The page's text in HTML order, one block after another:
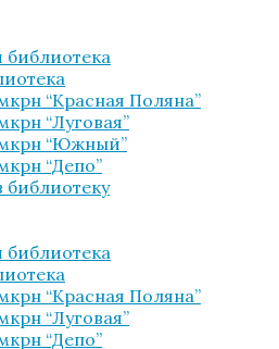
библиотека
“Красная Поляна”
“Луговая”
“Южный”
“Депо”
библиотеку
библиотека
“Красная Поляна”
“Луговая”
“Депо”